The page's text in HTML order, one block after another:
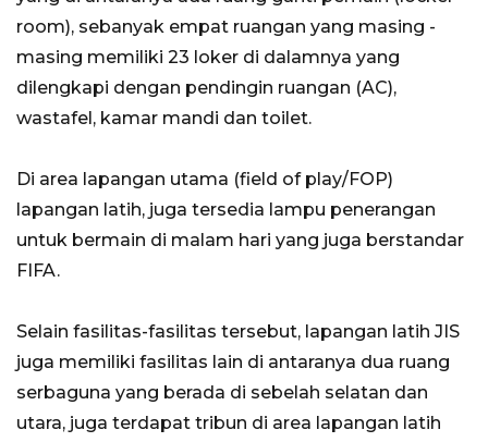
room), sebanyak empat ruangan yang masing -
masing memiliki 23 loker di dalamnya yang
dilengkapi dengan pendingin ruangan (AC),
wastafel, kamar mandi dan toilet.
Di area lapangan utama (field of play/FOP)
lapangan latih, juga tersedia lampu penerangan
untuk bermain di malam hari yang juga berstandar
FIFA.
Selain fasilitas-fasilitas tersebut, lapangan latih JIS
juga memiliki fasilitas lain di antaranya dua ruang
serbaguna yang berada di sebelah selatan dan
utara, juga terdapat tribun di area lapangan latih